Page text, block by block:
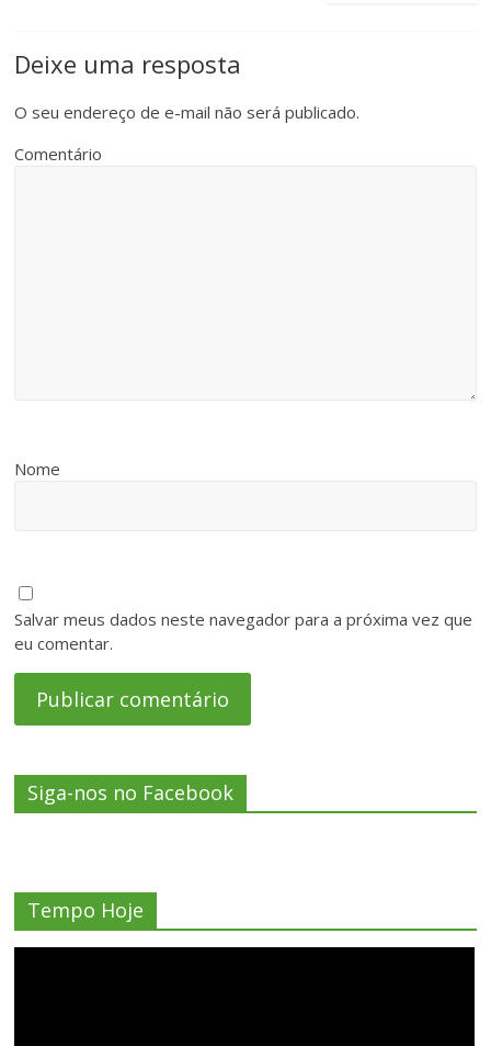
Deixe uma resposta
O seu endereço de e-mail não será publicado.
Comentário
Nome
Salvar meus dados neste navegador para a próxima vez que
eu comentar.
Siga-nos no Facebook
Tempo Hoje